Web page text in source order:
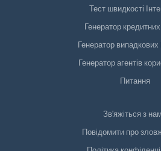
Тест швидкості
Генератор
Генератор
Генератор агентів
Питання
Зв'яжіться з
Повідомити про